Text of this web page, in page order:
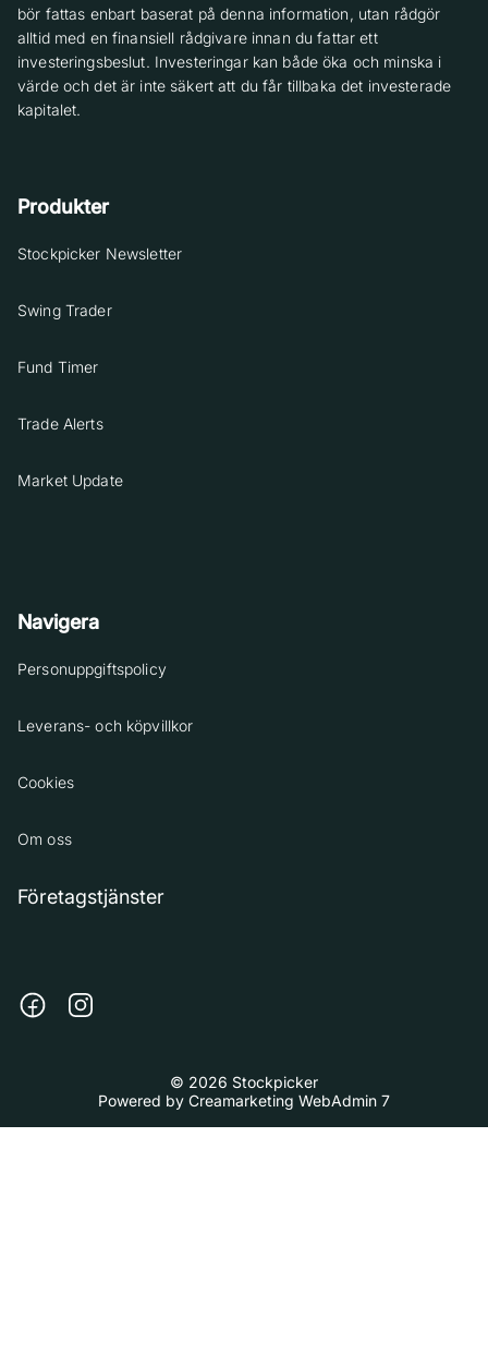
bör fattas enbart baserat på denna information, utan rådgör
alltid med en finansiell rådgivare innan du fattar ett
investeringsbeslut. Investeringar kan både öka och minska i
värde och det är inte säkert att du får tillbaka det investerade
kapitalet.
Produkter
Stockpicker Newsletter
Swing Trader
Fund Timer
Trade Alerts
Market Update
Navigera
Personuppgiftspolicy
Leverans- och köpvillkor
Cookies
Om oss
Företagstjänster
© 2026 Stockpicker
Powered by Creamarketing WebAdmin 7